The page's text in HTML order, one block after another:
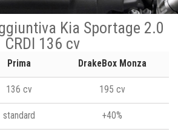
Kia Sportage 2.0
CRDI 136 cv
Prima DrakeBox Monza
136 cv 195 cv
standard +40%